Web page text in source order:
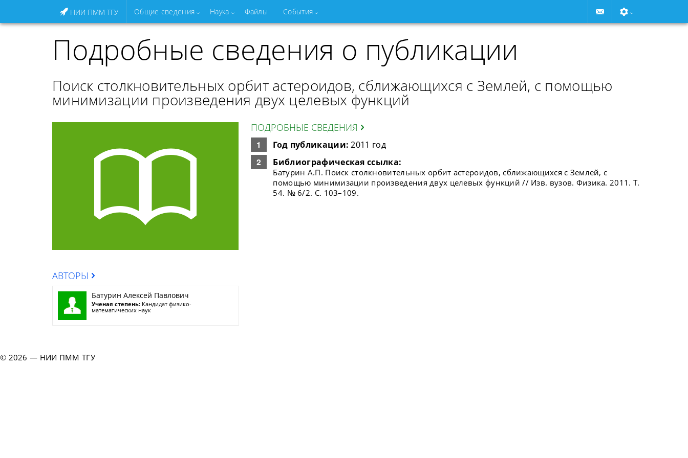
НИИ ПММ ТГУ Общие сведения Наука Файлы События
Подробные сведения о публикации
Поиск столкновительных орбит астероидов, сближающихся с Землей, с помощью
минимизации произведения двух целевых функций
ПОДРОБНЫЕ СВЕДЕНИЯ
Год публикации: 2011 год
Библиографическая ссылка:
Батурин А.П. Поиск столкновительных орбит астероидов, сближающихся с Землей, с
помощью минимизации произведения двух целевых функций // Изв. вузов. Физика. 2011. Т.
54. № 6/2. С. 103–109.
АВТОРЫ
Батурин Алексей Павлович
Ученая степень: Кандидат физико-
математических наук
© 2026 — НИИ ПММ ТГУ